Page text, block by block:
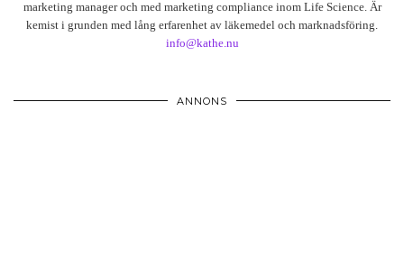
marketing manager och med marketing compliance inom Life Science. Är
kemist i grunden med lång erfarenhet av läkemedel och marknadsföring.
info@kathe.nu
ANNONS